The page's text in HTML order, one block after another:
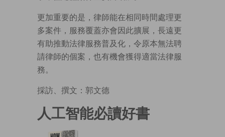
更加重要的是，律師能在相同時間處理更
多案件，服務覆蓋亦會因此擴展，長遠更
有助推動法律服務普及化，令原本無法聘
請律師的個案，也有機會獲得適當法律服
務。
採訪、撰文：郭文德
人工智能必讀好書